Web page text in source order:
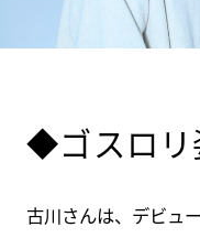
◆ゴスロリ
古川さんは、デビュ